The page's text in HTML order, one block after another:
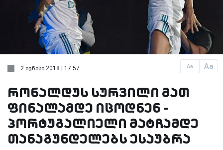
Aa Aa
2 ივნისი 2018 | 17:57
რონალდუს სურვილი მათ
ფინალამდე იცოდნენ -
პორტუგალიელი მატჩამდე
თანაგუნდელებს ესაუბრა